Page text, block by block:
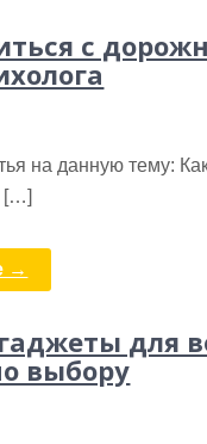
с
на данную тему:
[…]
→
для
выбору